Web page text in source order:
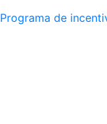
Programa de